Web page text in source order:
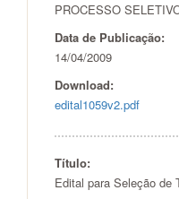
PROCESSO
Data de Publicação:
14/04/2009
Download:
edital1059v2.pdf
Título:
Edital para Seleção de